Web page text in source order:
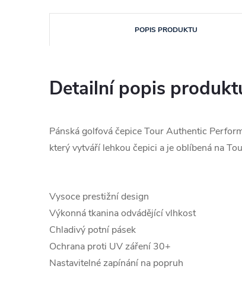
POPIS PRODUKTU
Detailní popis
Pánská golfová čepice Tour Authentic
který vytváří lehkou čepici a je oblíbená na
Vysoce prestižní design
Výkonná tkanina odvádějící vlhkost
Chladivý potní pásek
Ochrana proti UV záření 30+
Nastavitelné zapínání na popruh